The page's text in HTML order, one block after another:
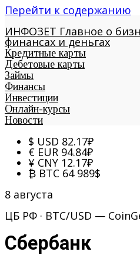
Перейти к содержанию
ИНФОЗЕТ Главное о
финансах и деньгах
Кредитные карты
Дебетовые карты
Займы
Финансы
Инвестиции
Онлайн-курсы
Новости
$ USD 82.17₽
€ EUR 94.84₽
¥ CNY 12.17₽
₿ BTC 64 989$
8 августа
ЦБ РФ · BTC/USD —
Сбербанк